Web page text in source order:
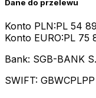
Dane do przelewu
Konto PLN:PL 54
Konto EURO:PL 75
Bank: SGB-BANK
SWIFT: GBWCPLPP